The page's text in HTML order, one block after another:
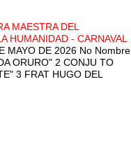
MAESTRA DEL
HUMANIDAD - CARNAVAL
MAYO DE 2026 No Nombre
ORURO" 2 CONJU TO
3 FRAT HUGO DEL